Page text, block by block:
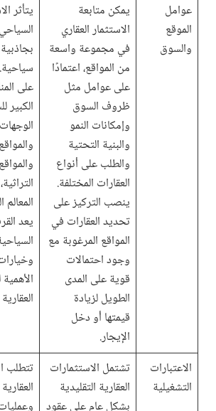
عوامل
الموقع
والسوق
يمكن متابعة
الاستثمار العقاري
في مجموعة واسعة
من المواقع، اعتمادًا
على عوامل مثل
ظروف السوق
وإمكانات النمو
والبنية التحتية
والطلب على أنواع
العقارات المختلفة.
ينصب التركيز على
تحديد العقارات في
المواقع المرغوبة مع
وجود احتمالات
قوية على المدى
الطويل لزيادة
قيمتها أو دخل
الإيجار.
يتأثر
على
الكبير
يعد
الاعتبارات
التشغيلية
تشتمل الاستثمارات
العقارية التقليدية
تتطلب